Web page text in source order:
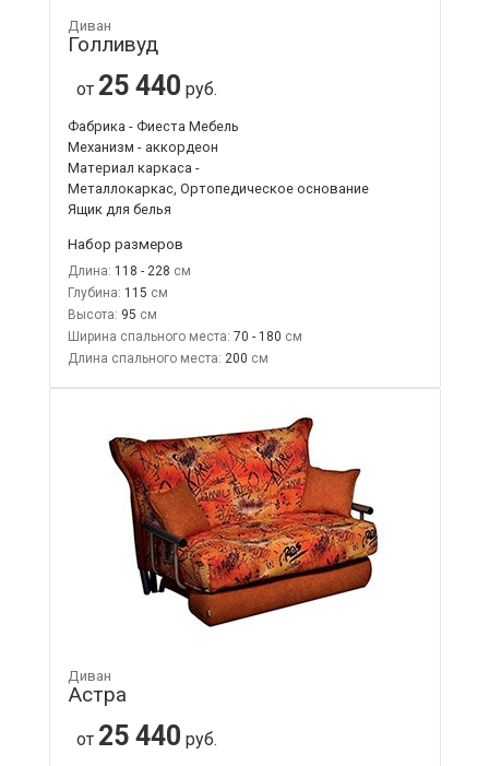
Диван
Голливуд
от 25 440 руб.
Фабрика - Фиеста Мебель
Механизм - аккордеон
Материал каркаса -
Металлокаркас, Ортопедическое основание
Ящик для белья
Набор размеров
Длина: 118 - 228
Глубина: 115
Высота: 95
Ширина спального места: 70 - 180
Длина спального места: 200
Диван
Астра
от 25 440 руб.